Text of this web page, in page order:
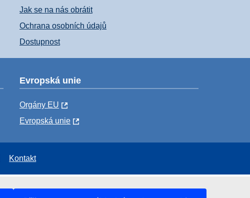
Jak se na nás obrátit
Ochrana osobních údajů
Dostupnost
Evropská unie
Orgány EU
Evropská unie
Kontakt